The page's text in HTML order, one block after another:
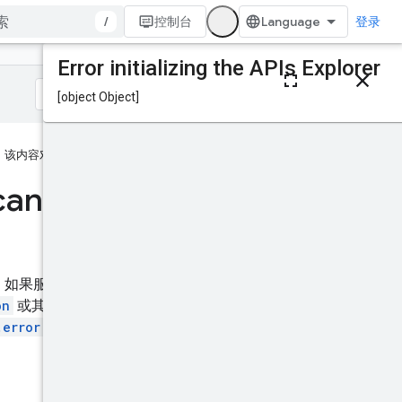
/ 控制台 登录
本页内容
该内容对您有帮助吗？
果服务器不支持此方法，
或其他方法来检查操作是